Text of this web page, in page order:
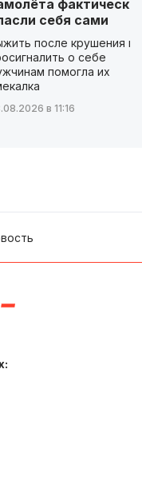
фактически
себя сами
после крушения и
о себе
помогла их
в 11:16